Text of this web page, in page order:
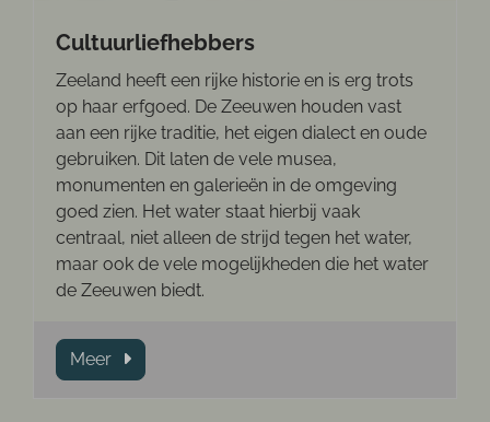
Cultuurliefhebbers
Zeeland heeft een rijke historie en is erg trots
op haar erfgoed. De Zeeuwen houden vast
aan een rijke traditie, het eigen dialect en oude
gebruiken. Dit laten de vele musea,
monumenten en galerieën in de omgeving
goed zien. Het water staat hierbij vaak
centraal, niet alleen de strijd tegen het water,
maar ook de vele mogelijkheden die het water
de Zeeuwen biedt.
Meer